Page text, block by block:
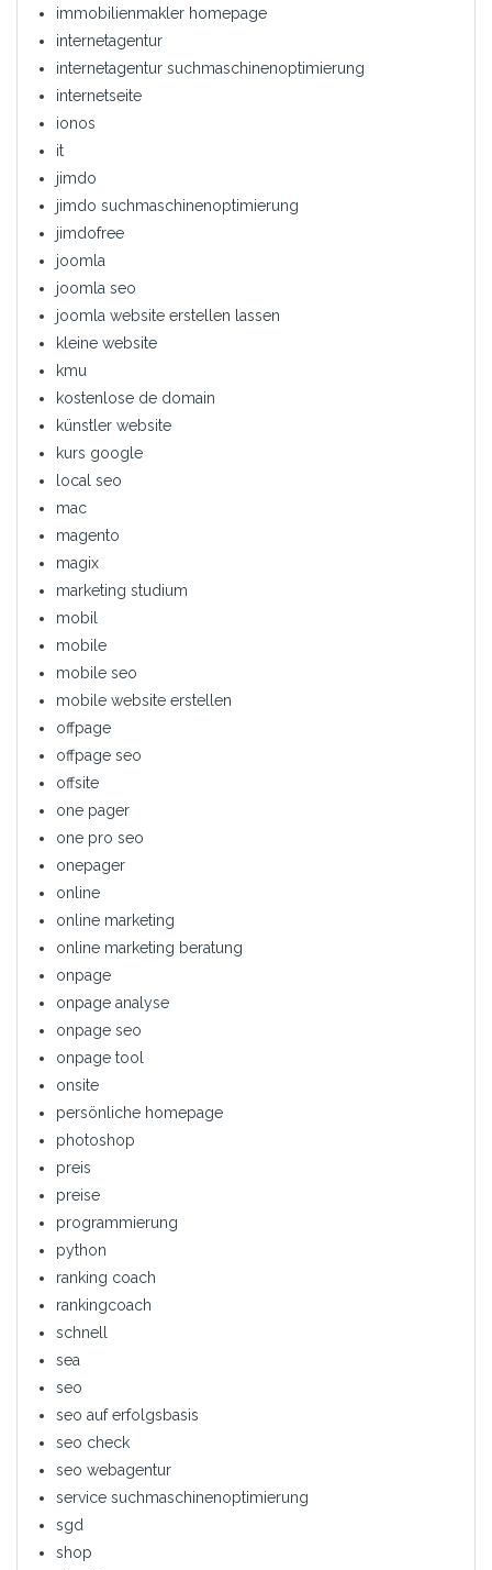
immobilienmakler homepage
internetagentur
internetagentur suchmaschinenoptimierung
internetseite
ionos
it
jimdo
jimdo suchmaschinenoptimierung
jimdofree
joomla
joomla seo
joomla website erstellen lassen
kleine website
kmu
kostenlose de domain
künstler website
kurs google
local seo
mac
magento
magix
marketing studium
mobil
mobile
mobile seo
mobile website erstellen
offpage
offpage seo
offsite
one pager
one pro seo
onepager
online
online marketing
online marketing beratung
onpage
onpage analyse
onpage seo
onpage tool
onsite
persönliche homepage
photoshop
preis
preise
programmierung
python
ranking coach
rankingcoach
schnell
sea
seo
seo auf erfolgsbasis
seo check
seo webagentur
service suchmaschinenoptimierung
sgd
shop